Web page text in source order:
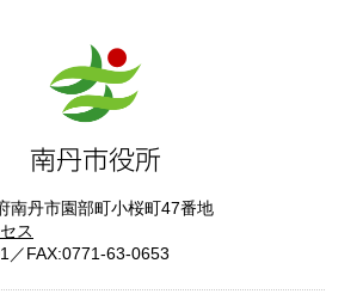
南丹市園部町小桜町47番地
ス
／FAX:0771-63-0653